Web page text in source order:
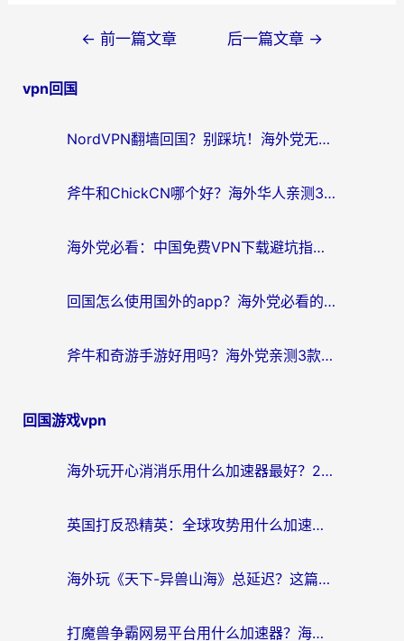
导
← 前一篇文章 后一篇文章 →
vpn回国
NordVPN翻墙回国？别踩坑！海外党无缝访问国内资源的真实指南
斧牛和ChickCN哪个好？海外华人亲测3款回国加速器+免费试用攻略
海外党必看：中国免费VPN下载避坑指南 + 无缝访问国内资源的终极方案
回国怎么使用国外的app？海外党必看的无缝访问国内资源全攻略
斧牛和奇游手游好用吗？海外党亲测3款回国加速器，选对才能无缝刷国内资源
回国游戏vpn
海外玩开心消消乐用什么加速器最好？2026真实体验指南，告别延迟卡顿
英国打反恐精英：全球攻势用什么加速器？2026年实测有效的国服游戏加速指南
海外玩《天下-异兽山海》总延迟？这篇延迟加速器指南帮你告别卡顿（附日本玩Sky光·遇最高警戒解决方案）
打魔兽争霸网易平台用什么加速器？海外党亲测有效的国服游戏加速指南